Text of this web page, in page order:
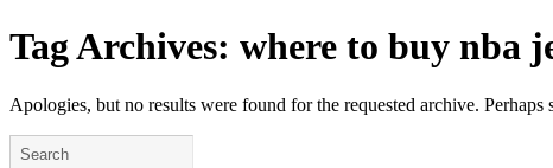
Tag Archives: where to buy nba
Apologies, but no results were found for the requested archive.